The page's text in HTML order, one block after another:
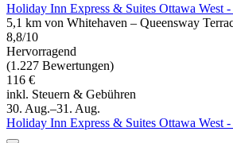
Holiday Inn Express & Suites Ottawa West
5,1 km von Whitehaven – Queensway
8,8/10
Hervorragend
(1.227 Bewertungen)
116 €
inkl. Steuern & Gebühren
30. Aug.–31. Aug.
Holiday Inn Express & Suites Ottawa West